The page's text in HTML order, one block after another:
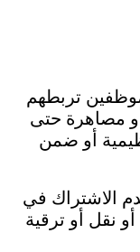
تربطهم
مصاهرة حتى
أو ضمن
الاشتراك في
نقل أو ترقية